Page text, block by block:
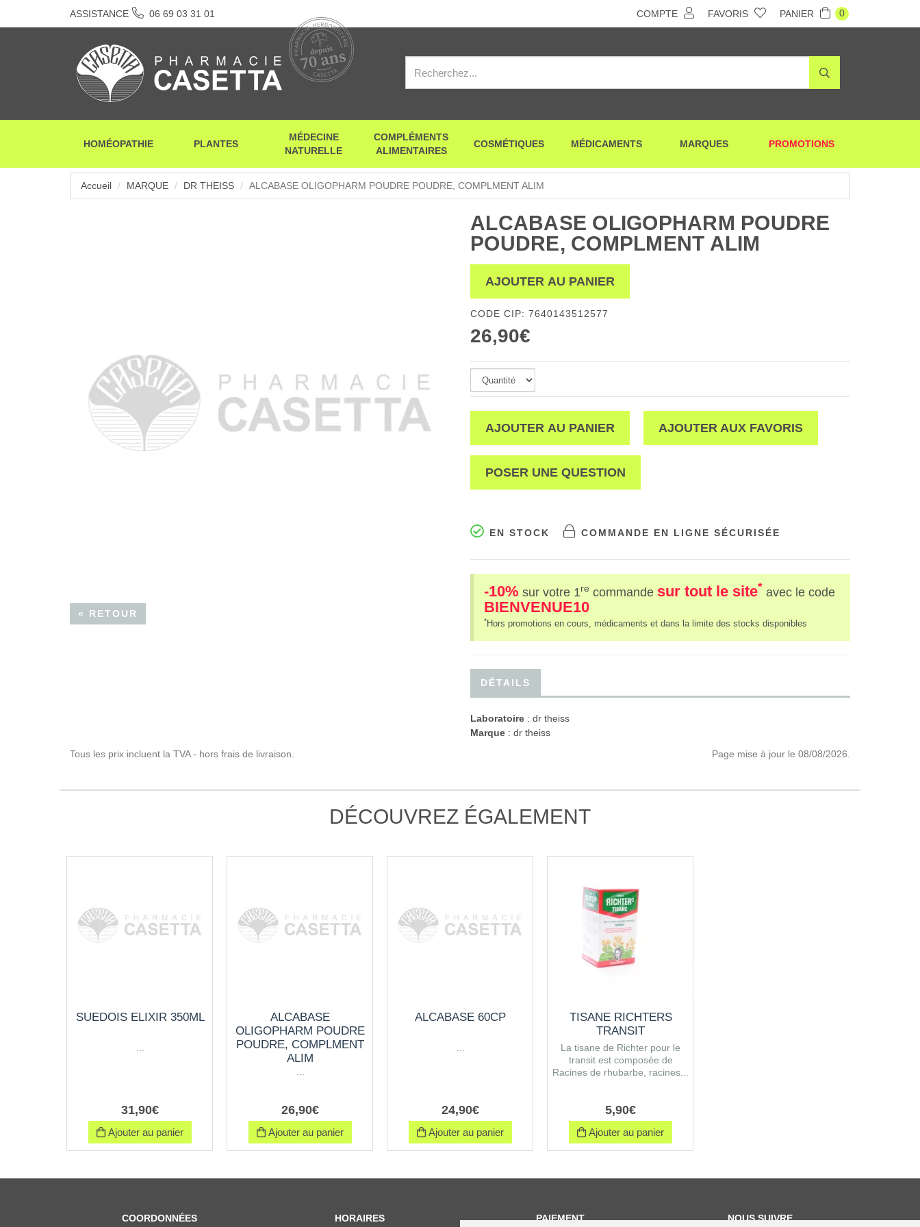
ASSISTANCE 06 69 03 31 01 COMPTE FAVORIS PANIER 0
HOMÉOPATHIE PLANTES
MÉDECINE
NATURELLE
COMPLÉMENTS
ALIMENTAIRES
COSMÉTIQUES MÉDICAMENTS MARQUES PROMOTIONS
Accueil MARQUE DR THEISS ALCABASE OLIGOPHARM POUDRE POUDRE, COMPLMENT ALIM
« RETOUR
ALCABASE OLIGOPHARM POUDRE
POUDRE, COMPLMENT ALIM
AJOUTER AU PANIER
CODE CIP: 7640143512577
26,90€
AJOUTER AU PANIER AJOUTER AUX FAVORIS
POSER UNE QUESTION
EN STOCK COMMANDE EN LIGNE SÉCURISÉE
-10% sur votre 1re commande sur tout le site* avec le code
BIENVENUE10
*Hors promotions en cours, médicaments et dans la limite des stocks disponibles
DÉTAILS
Laboratoire : dr theiss
Marque : dr theiss
Tous les prix incluent la TVA - hors frais de livraison.
Page mise à jour le 08/08/2026.
DÉCOUVREZ ÉGALEMENT
SUEDOIS ELIXIR 350ML
31,90€
Ajouter au panier
ALCABASE
OLIGOPHARM POUDRE
POUDRE, COMPLMENT
ALIM
26,90€
Ajouter au panier
ALCABASE 60CP
24,90€
Ajouter au panier
TISANE RICHTERS
TRANSIT
La tisane de Richter pour le
transit est composée de
Racines de rhubarbe, racines...
5,90€
Ajouter au panier
COORDONNÉES HORAIRES PAIEMENT NOUS SUIVRE